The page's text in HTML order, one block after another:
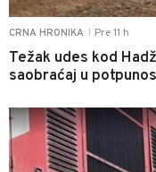
CRNA HRONIKA Pre 11 h
Težak udes kod
saobraćaj u